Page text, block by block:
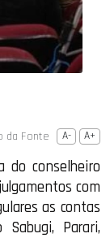
da Fonte A- A+
do conselheiro
com
as contas
Parari,